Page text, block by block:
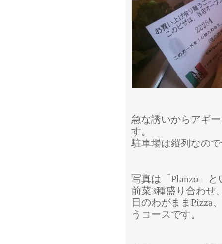
急な誘いからアギ
す。
駐車場は縦列なの
写真は「Planzo」
前菜3種盛り合わせ
日のわがままPizza
うコースです。